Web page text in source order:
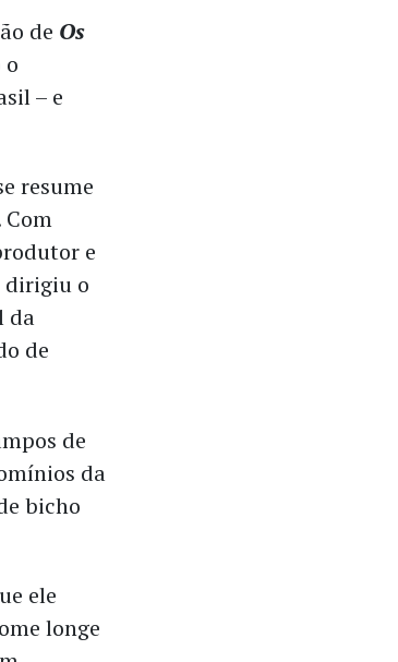
de Os
o
– e
resume
Com
e
dirigiu o
da
de
de
da
bicho
ele
longe